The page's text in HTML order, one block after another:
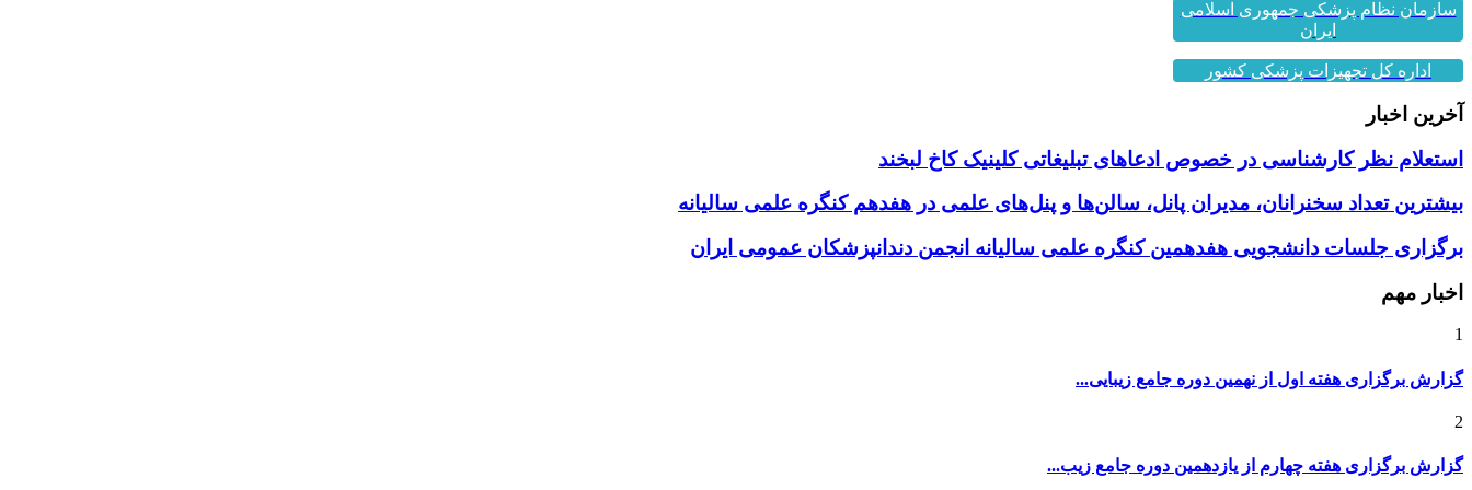
سازمان نظام پزشکی جمهوری اسلامی
ایران
اداره کل تجهیزات پزشکی کشور
آخرین اخبار
استعلام نظر کارشناسی در خصوص ادعاهای تبلیغاتی کلینیک کاخ لبخند
بیشترین تعداد سخنرانان، مدیران پانل، سالن‌ها و پنل‌های علمی در هفدهم کنگره علمی سالیانه
برگزاری جلسات دانشجویی هفدهمین کنگره علمی سالیانه انجمن دندانپزشکان عمومی ایران
اخبار مهم
1
گزارش برگزاری هفته اول از نهمین دوره جامع زیبایی...
2
گزارش برگزاری هفته چهارم از یازدهمین دوره جامع زیب...